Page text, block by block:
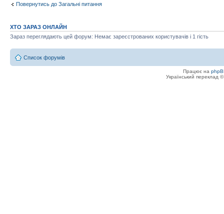
Повернутись до Загальні питання
ХТО ЗАРАЗ ОНЛАЙН
Зараз переглядають цей форум: Немає зареєстрованих користувачів і 1 гість
Список форумів
Працює на
Український переклад